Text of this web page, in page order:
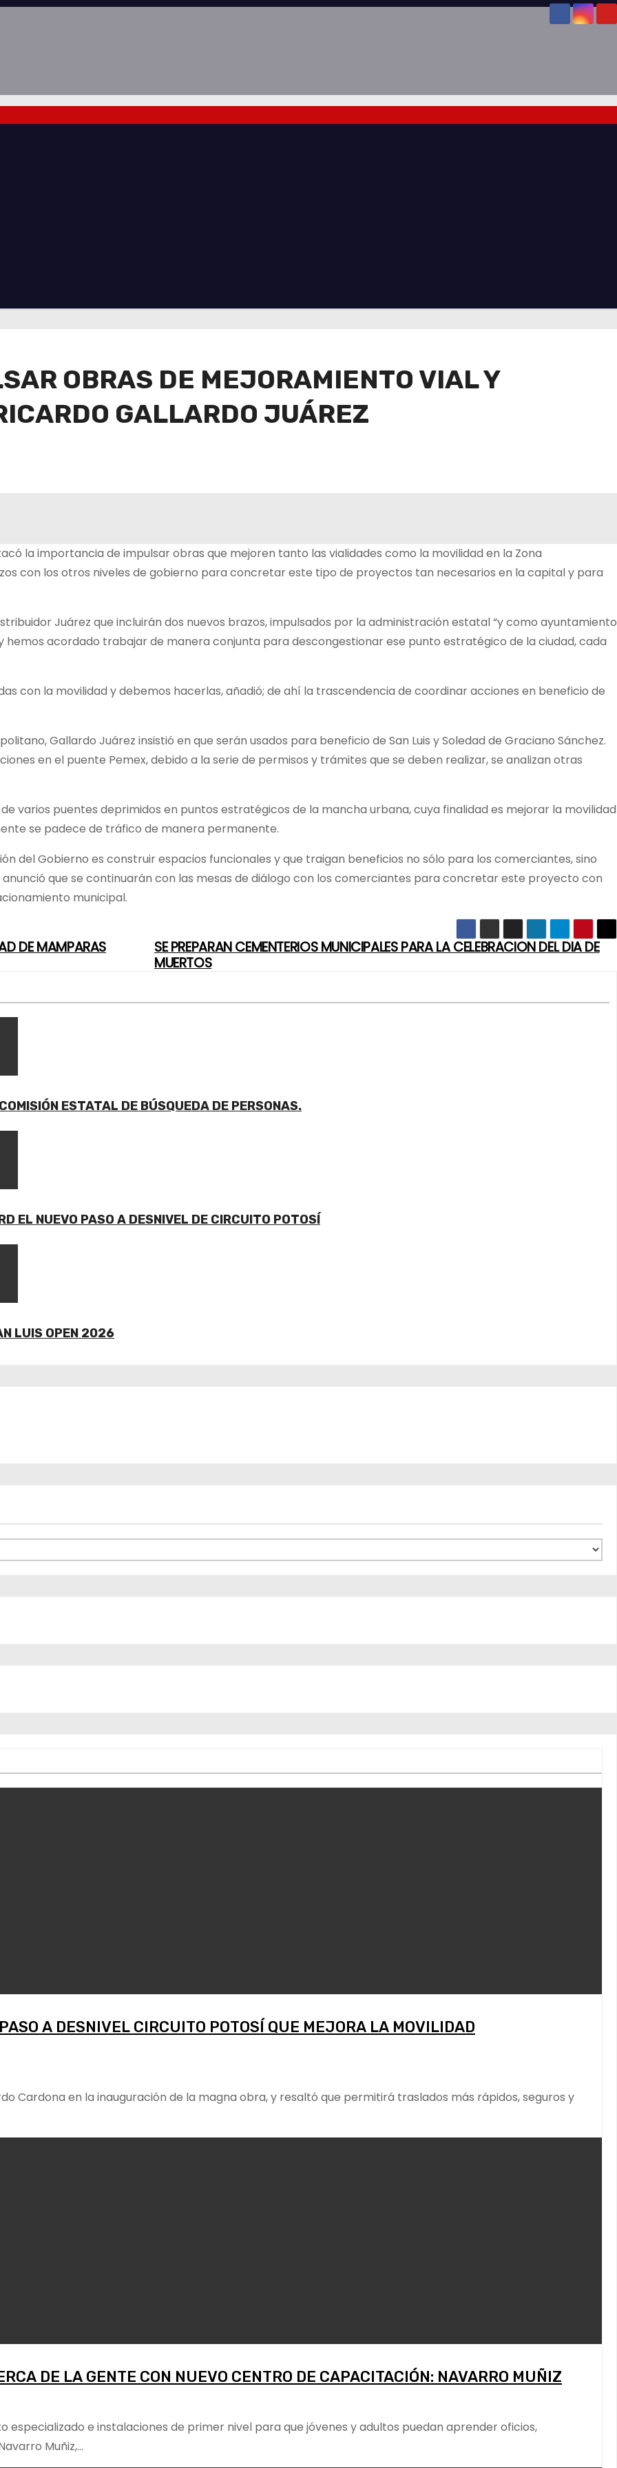
OBRAS DE MEJORAMIENTO VIAL Y
GALLARDO JUÁREZ
la importancia de impulsar obras que mejoren tanto las vialidades como la movilidad en la Zona
con los otros niveles de gobierno para concretar este tipo de proyectos tan necesarios en la capital y para
Juárez que incluirán dos nuevos brazos, impulsados por la administración estatal “y como ayuntamiento
hemos acordado trabajar de manera conjunta para descongestionar ese punto estratégico de la ciudad, cada
con la movilidad y debemos hacerlas, añadió; de ahí la trascendencia de coordinar acciones en beneficio de
Gallardo Juárez insistió en que serán usados para beneficio de San Luis y Soledad de Graciano Sánchez.
en el puente Pemex, debido a la serie de permisos y trámites que se deben realizar, se analizan otras
varios puentes deprimidos en puntos estratégicos de la mancha urbana, cuya finalidad es mejorar la movilidad
se padece de tráfico de manera permanente.
del Gobierno es construir espacios funcionales y que traigan beneficios no sólo para los comerciantes, sino
que se continuarán con las mesas de diálogo con los comerciantes para concretar este proyecto con
municipal.
SE PREPARAN CEMENTERIOS MUNICIPALES PARA LA CELEBRACION DEL DIA DE
MUERTOS
DE MAMPARAS
ESTATAL DE BÚSQUEDA DE PERSONAS.
EL NUEVO PASO A DESNIVEL DE CIRCUITO POTOSÍ
LUIS OPEN 2026
A DESNIVEL CIRCUITO POTOSÍ QUE MEJORA LA MOVILIDAD
Cardona en la inauguración de la magna obra, y resaltó que permitirá traslados más rápidos, seguros y
DE LA GENTE CON NUEVO CENTRO DE CAPACITACIÓN: NAVARRO MUÑIZ
especializado e instalaciones de primer nivel para que jóvenes y adultos puedan aprender oficios,
Muñiz,…